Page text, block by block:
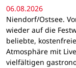
06.08.2026
Niendorf/Ostsee.
wieder auf die
beliebte,
Atmosphäre mit
vielfältigen